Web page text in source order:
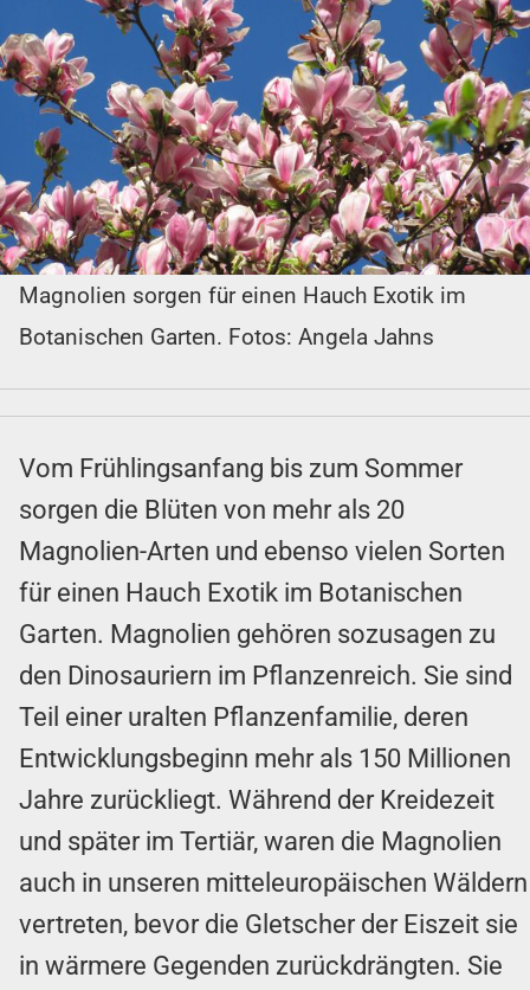
Magnolien sorgen für einen Hauch Exotik im
Botanischen Garten. Fotos: Angela Jahns
Vom Frühlingsanfang bis zum Sommer
sorgen die Blüten von mehr als 20
Magnolien-Arten und ebenso vielen Sorten
für einen Hauch Exotik im Botanischen
Garten. Magnolien gehören sozusagen zu
den Dinosauriern im Pflanzenreich. Sie sind
Teil einer uralten Pflanzenfamilie, deren
Entwicklungsbeginn mehr als 150 Millionen
Jahre zurückliegt. Während der Kreidezeit
und später im Tertiär, waren die Magnolien
auch in unseren mitteleuropäischen Wäldern
vertreten, bevor die Gletscher der Eiszeit sie
in wärmere Gegenden zurückdrängten. Sie